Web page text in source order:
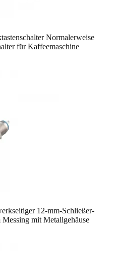
Normalerweise
für Kaffeemaschine
12-mm-Schließer-
mit Metallgehäuse